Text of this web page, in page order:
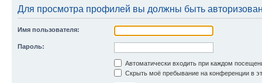
Для просмотра профилей вы должны быть
Имя пользователя:
Пароль:
Автоматически входить при каждом
Скрыть моё пребывание на конференции в